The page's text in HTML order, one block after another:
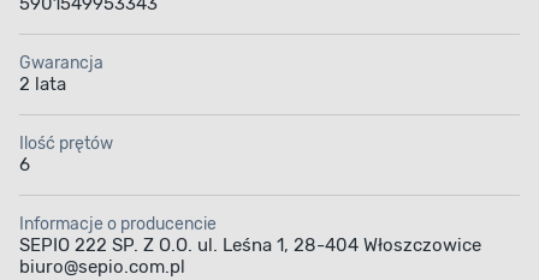
Gwarancja
2 lata
Ilość prętów
6
Informacje o producencie
SEPIO 222 SP. Z O.O. ul. Leśna 1, 28-404 Włoszczowice
biuro@sepio.com.pl